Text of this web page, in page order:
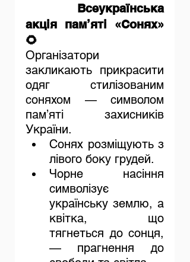
акція пам’яті «Сонях»
🌻
Організатори
закликають прикрасити
одяг стилізованим
соняхом — символом
пам’яті захисників
України.
Сонях розміщують з
лівого боку грудей.
Чорне насіння
символізує
українську землю, а
квітка, що
тягнеться до сонця,
— прагнення до